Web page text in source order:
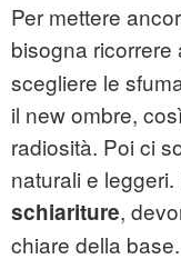
Per mettere
bisogna ricorrere
scegliere le
il new ombre,
radiosità. Poi ci
naturali e
schiariture,
chiare della